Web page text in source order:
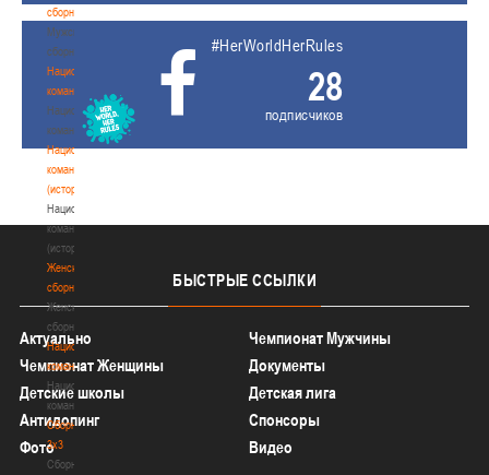
сборные
Мужские
сборные
Национальная
команда
Национальная
команда
Национальная
команда
(история)
Национальная
команда
(история)
Женские
сборные
Женские
сборные
Национальная
команда
Национальная
команда
Сборные
3х3
Сборные
#HerWorldHerRules
28
подписчиков
БЫСТРЫЕ ССЫЛКИ
Актуально
Чемпионат Мужчины
Чемпионат Женщины
Документы
Детские школы
Детская лига
Антидопинг
Спонсоры
Фото
Видео